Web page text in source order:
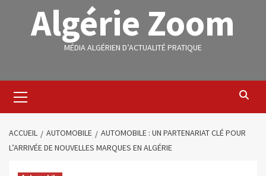
Algérie Zoom
MÉDIA ALGÉRIEN D’ACTUALITÉ PRATIQUE
ACCUEIL AUTOMOBILE
AUTOMOBILE : UN PARTENARIAT CLÉ POUR
L’ARRIVÉE DE NOUVELLES MARQUES EN ALGÉRIE